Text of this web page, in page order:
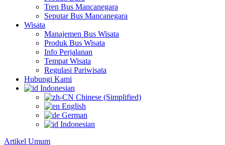
Tren Bus Mancanegara
Seputar Bus Mancanegara
Wisata
Manajemen Bus Wisata
Produk Bus Wisata
Info Perjalanan
Tempat Wisata
Regulasi Pariwisata
Hubungi Kami
Indonesian
Chinese (Simplified)
English
German
Indonesian
Artikel Umum